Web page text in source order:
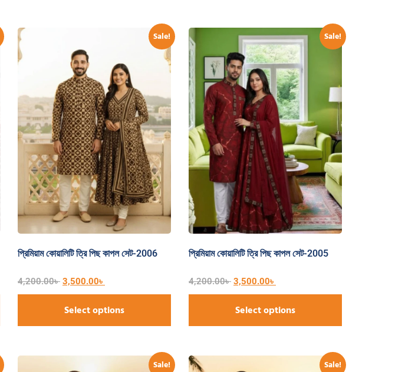
Sale!
প্রিমিয়াম কোয়ালিটি ত্রি পিছ কাপল সেট-2006
4,200.00৳ 3,500.00৳
Select options
Sale!
প্রিমিয়াম কোয়ালিটি ত্রি পিছ কাপল সেট-2005
4,200.00৳ 3,500.00৳
Select options
Sale! Sale!